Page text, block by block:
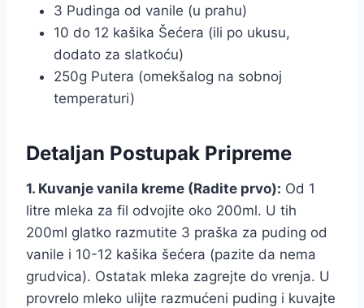
3 Pudinga od vanile (u prahu)
10 do 12 kašika Šećera (ili po ukusu,
dodato za slatkoću)
250g Putera (omekšalog na sobnoj
temperaturi)
Detaljan Postupak Pripreme
1. Kuvanje vanila kreme (Radite prvo): Od 1
litre mleka za fil odvojite oko 200ml. U tih
200ml glatko razmutite 3 praška za puding od
vanile i 10-12 kašika šećera (pazite da nema
grudvica). Ostatak mleka zagrejte do vrenja. U
provrelo mleko ulijte razmućeni puding i kuvajte